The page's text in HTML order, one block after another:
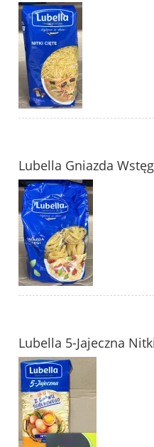
Lubella Gniazda
Lubella 5-Jajeczna